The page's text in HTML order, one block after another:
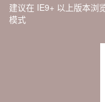
建议在 IE9+ 以上版本浏
模式